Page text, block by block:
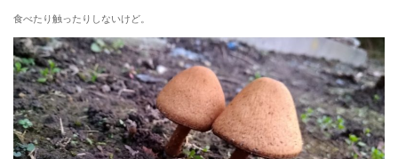
食べたり触ったりしないけど。